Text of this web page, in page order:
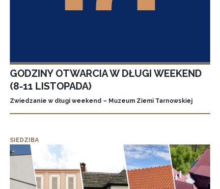
GODZINY OTWARCIA W DŁUGI WEEKEND
(8-11 LISTOPADA)
Zwiedzanie w długi weekend – Muzeum Ziemi Tarnowskiej
SIEDZIBA